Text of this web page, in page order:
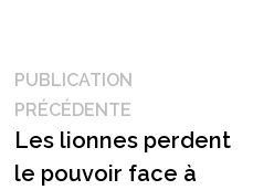
Navigation
de
l’article
PUBLICATION
PRÉCÉDENTEPublication
précédente :
Les lionnes perdent
le pouvoir face à